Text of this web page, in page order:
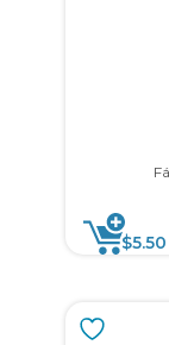
$5.50